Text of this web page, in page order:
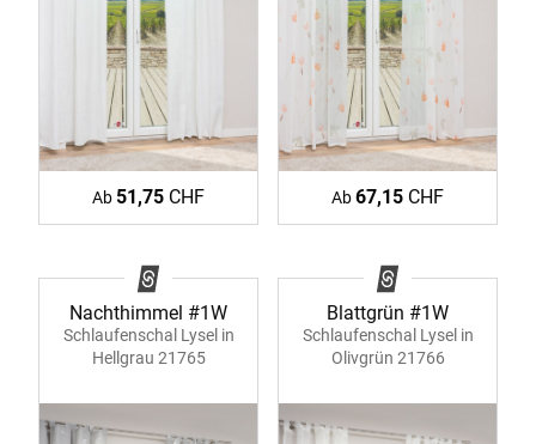
Ab 51,75 CHF Ab67,15 CHF
Nachthimmel #1W
Schlaufenschal Lysel in
Hellgrau 21765
Blattgrün #1W
Schlaufenschal Lysel in
Olivgrün 21766